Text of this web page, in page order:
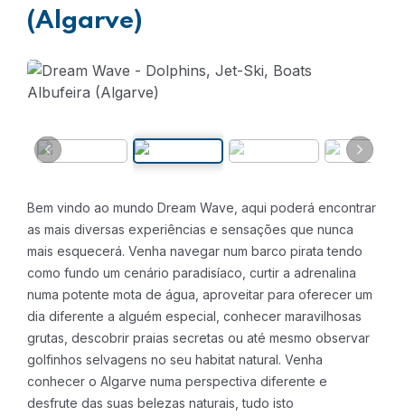
(Algarve)
Bem vindo ao mundo Dream Wave, aqui poderá encontrar
as mais diversas experiências e sensações que nunca
mais esquecerá. Venha navegar num barco pirata tendo
como fundo um cenário paradisíaco, curtir a adrenalina
numa potente mota de água, aproveitar para oferecer um
dia diferente a alguém especial, conhecer maravilhosas
grutas, descobrir praias secretas ou até mesmo observar
golfinhos selvagens no seu habitat natural. Venha
conhecer o Algarve numa perspectiva diferente e
desfrute das suas belezas naturais, tudo isto